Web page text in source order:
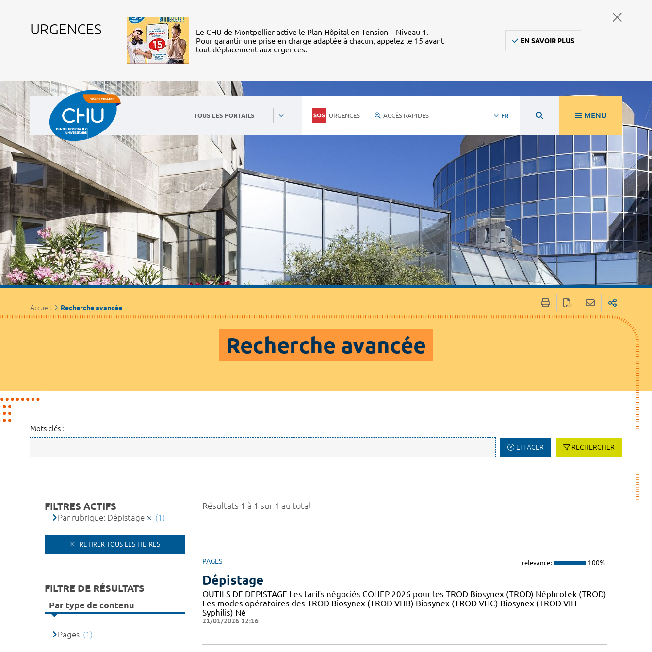
URGENCES
Le CHU de Montpellier active le Plan Hôpital en Tension – Niveau 1.
Pour garantir une prise en charge adaptée à chacun, appelez le 15 avant
tout déplacement aux urgences.
EN SAVOIR PLUS
TOUS LES PORTAILS URGENCES ACCÈS RAPIDES FR MENU
Accueil Recherche avancée
Recherche avancée
Mots-clés :
EFFACER RECHERCHER
Résultats 1 à 1 sur 1 au total
PAGES relevance: 100%
Dépistage
OUTILS DE DEPISTAGE Les tarifs négociés COHEP 2026 pour les TROD Biosynex (TROD) Néphrotek (TROD)
Les modes opératoires des TROD Biosynex (TROD VHB) Biosynex (TROD VHC) Biosynex (TROD VIH
Syphilis) Né
21/01/2026 12:16
FILTRES ACTIFS
Par rubrique: Dépistage (1)
RETIRER TOUS LES FILTRES
FILTRE DE RÉSULTATS
Par type de contenu
Pages (1)